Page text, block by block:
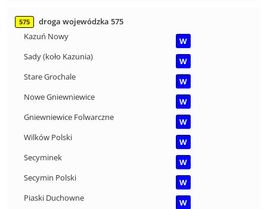
575
droga wojewódzka 575
Kazuń Nowy
W
Sady (koło Kazunia)
W
Stare Grochale
W
Nowe Gniewniewice
W
Gniewniewice Folwarczne
W
Wilków Polski
W
Secyminek
W
Secymin Polski
W
Piaski Duchowne
W